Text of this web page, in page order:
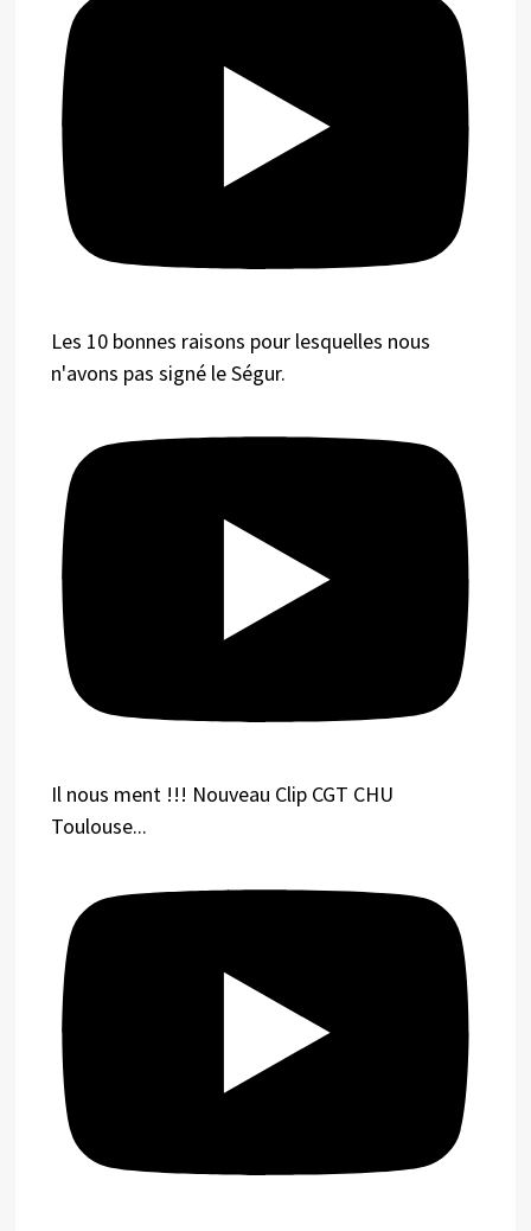
Les 10 bonnes raisons pour lesquelles nous
n'avons pas signé le Ségur.
Il nous ment !!! Nouveau Clip CGT CHU
Toulouse...